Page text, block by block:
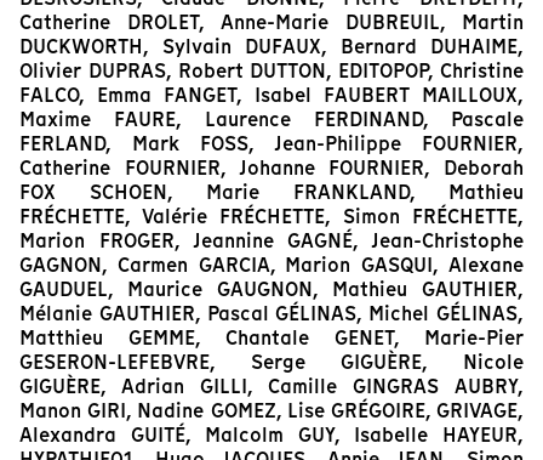
Catherine DROLET, Anne-Marie DUBREUIL, Martin
DUCKWORTH, Sylvain DUFAUX, Bernard DUHAIME,
Olivier DUPRAS, Robert DUTTON, EDITOPOP, Christine
FALCO, Emma FANGET, Isabel FAUBERT MAILLOUX,
Maxime FAURE, Laurence FERDINAND, Pascale
FERLAND, Mark FOSS, Jean-Philippe FOURNIER,
Catherine FOURNIER, Johanne FOURNIER, Deborah
FOX SCHOEN, Marie FRANKLAND, Mathieu
FRÉCHETTE, Valérie FRÉCHETTE, Simon FRÉCHETTE,
Marion FROGER, Jeannine GAGNÉ, Jean-Christophe
GAGNON, Carmen GARCIA, Marion GASQUI, Alexane
GAUDUEL, Maurice GAUGNON, Mathieu GAUTHIER,
Mélanie GAUTHIER, Pascal GÉLINAS, Michel GÉLINAS,
Matthieu GEMME, Chantale GENET, Marie-Pier
GESERON-LEFEBVRE, Serge GIGUÈRE, Nicole
GIGUÈRE, Adrian GILLI, Camille GINGRAS AUBRY,
Manon GIRI, Nadine GOMEZ, Lise GRÉGOIRE, GRIVAGE,
Alexandra GUITÉ, Malcolm GUY, Isabelle HAYEUR,